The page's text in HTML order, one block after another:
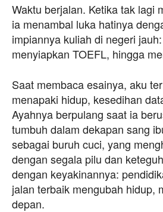
Waktu berjalan. Ketika tak lagi
ia menambal luka hatinya
impiannya kuliah di negeri
menyiapkan TOEFL, hingga
Saat membaca esainya, aku
menapaki hidup, kesedihan
Ayahnya berpulang saat ia
tumbuh dalam dekapan sang
sebagai buruh cuci, yang
dengan segala pilu dan
dengan keyakinannya:
jalan terbaik mengubah hidup,
depan.